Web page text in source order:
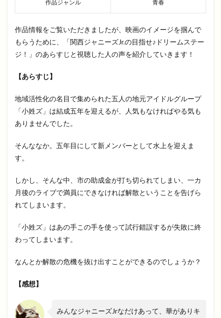
作品ジャンル 青春
作品情報をご覧いただきましたが、映画のイメージを掴んで
もらうために、「関西ジャニーズJr.の目指せ♪ドリームステー
ジ！」のあらすじと視聴した人の声を紹介していきます！
【あらすじ】
地域活性化の名目で集められた五人の地元アイドルグループ
「小姓ズ」は結成五年を迎えるが、人気もなければやる気も
ありませんでした。
そんななか。五年目にして新メンバーとして水上を迎えま
す。
しかし、そんな中、市の助成金が打ち切られてしまい、一カ
月後のライブで満員にできなければ解散ということを告げら
れてしまいます。
「小姓ズ」はあの手この手を使って試行錯誤するが失敗に終
わってしまいます。
なんとか解散の危機を抜け出すことができるのでしょうか？
【感想】
みんなジャニーズJrなだけあって、華がありキ